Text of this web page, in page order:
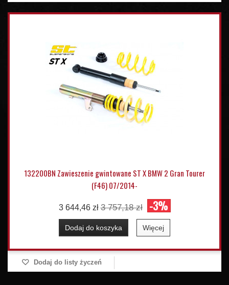
132200BN Zawieszenie gwintowane ST X BMW 2 Gran Tourer
(F46) 07/2014-
3 644,46 zł 3 757,18 zł -3%
Dodaj do koszyka Więcej
Dodaj do listy życzeń